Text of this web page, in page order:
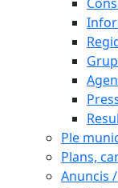
Ple
Plans,
Anuncis